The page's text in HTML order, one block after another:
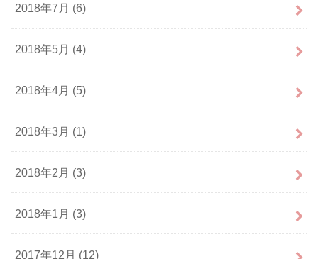
2018年7月 (6)
2018年5月 (4)
2018年4月 (5)
2018年3月 (1)
2018年2月 (3)
2018年1月 (3)
2017年12月 (12)